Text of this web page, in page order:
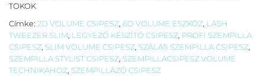
TOKOK
Címke: 2D VOLUME CSIPESZ, 6D VOLUME ESZKÖZ, LASH
TWEEZER SLIM, LEGYEZŐ KÉSZÍTŐ CSIPESZ, PROFI SZEMPILLA
CSIPESZ, SLIM VOLUME CSIPESZ, SZÁLAS SZEMPILLA CSIPESZ,
SZEMPILLA STYLIST CSIPESZ, SZEMPILLACSIPESZ VOLUME
TECHNIKÁHOZ, SZEMPILLÁZÓ CSIPESZ